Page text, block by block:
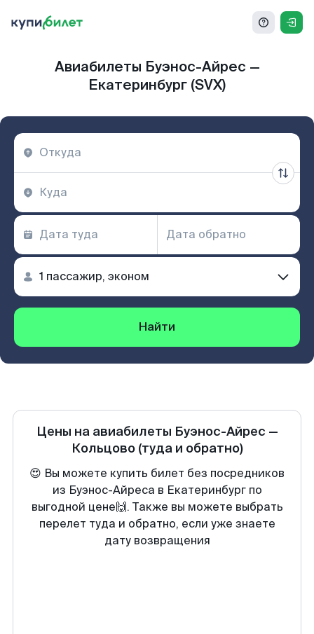
Авиабилеты Буэнос-Айрес —
Екатеринбург (SVX)
Найти
Цены на авиабилеты Буэнос-Айрес —
Кольцово (туда и обратно)
😍 Вы можете купить билет без посредников
из Буэнос-Айреса в Екатеринбург по
выгодной цене🙌. Также вы можете выбрать
перелет туда и обратно, если уже знаете
дату возвращения